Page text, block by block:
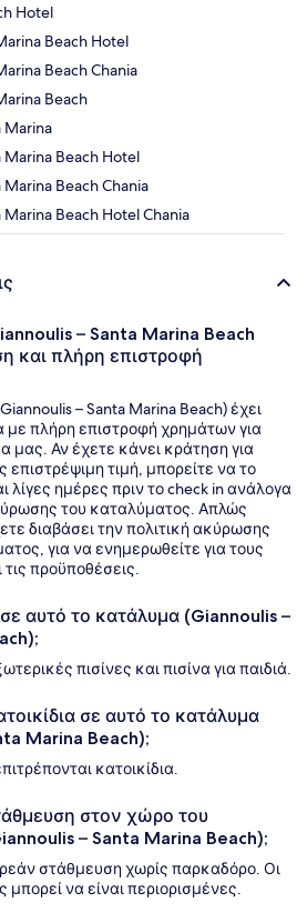
Hotel
Beach Hotel
Beach Chania
Beach
Marina
Marina Beach Hotel
Beach Chania
Marina Beach Hotel Chania
– Santa Marina Beach
και πλήρη επιστροφή
– Santa Marina Beach) έχει
με πλήρη επιστροφή χρημάτων για
μας. Αν έχετε κάνει κράτηση για
τιμή, μπορείτε να το
ημέρες πριν το check in ανάλογα
του καταλύματος. Απλώς
διαβάσει την πολιτική ακύρωσης
για να ενημερωθείτε για τους
τις προϋποθέσεις.
αυτό το κατάλυμα (Giannoulis –
πισίνες και πισίνα για παιδιά.
σε αυτό το κατάλυμα
Marina Beach);
κατοικίδια.
στον χώρο του
– Santa Marina Beach);
στάθμευση χωρίς παρκαδόρο. Οι
να είναι περιορισμένες.